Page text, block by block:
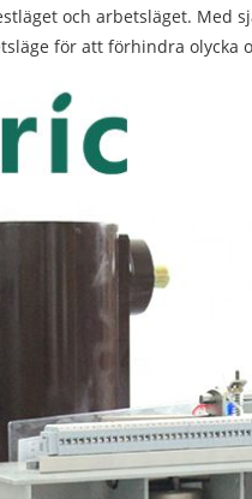
och arbetsläget. Med
för att förhindra olycka